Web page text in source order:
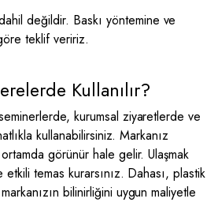
değildir. Baskı yöntemine ve
teklif veririz.
Kullanılır?
kurumsal ziyaretlerde ve
kullanabilirsiniz. Markanız
görünür hale gelir. Ulaşmak
temas kurarsınız. Dahası, plastik
bilinirliğini uygun maliyetle